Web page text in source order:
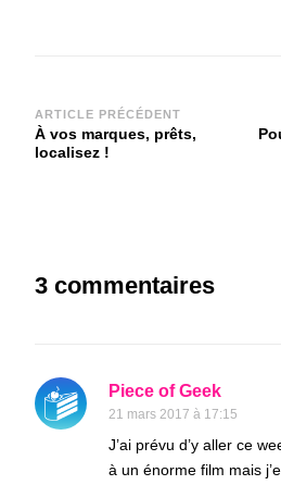
Navigation
d'article
ARTICLE PRÉCÉDENT
À vos marques, prêts,
localisez !
3 commentaires
Piece of Geek
21 mars 2017 à 17:15
J’ai prévu d’y aller ce
à un énorme film mais